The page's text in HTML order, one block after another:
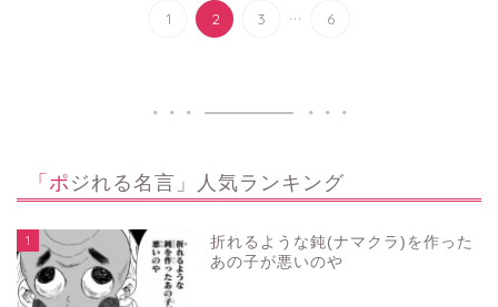
1 2 3 ... 6
「ポジれる名言」人気ランキング
1
折れるような鈍(ナマクラ)を作った
あの子が悪いのや